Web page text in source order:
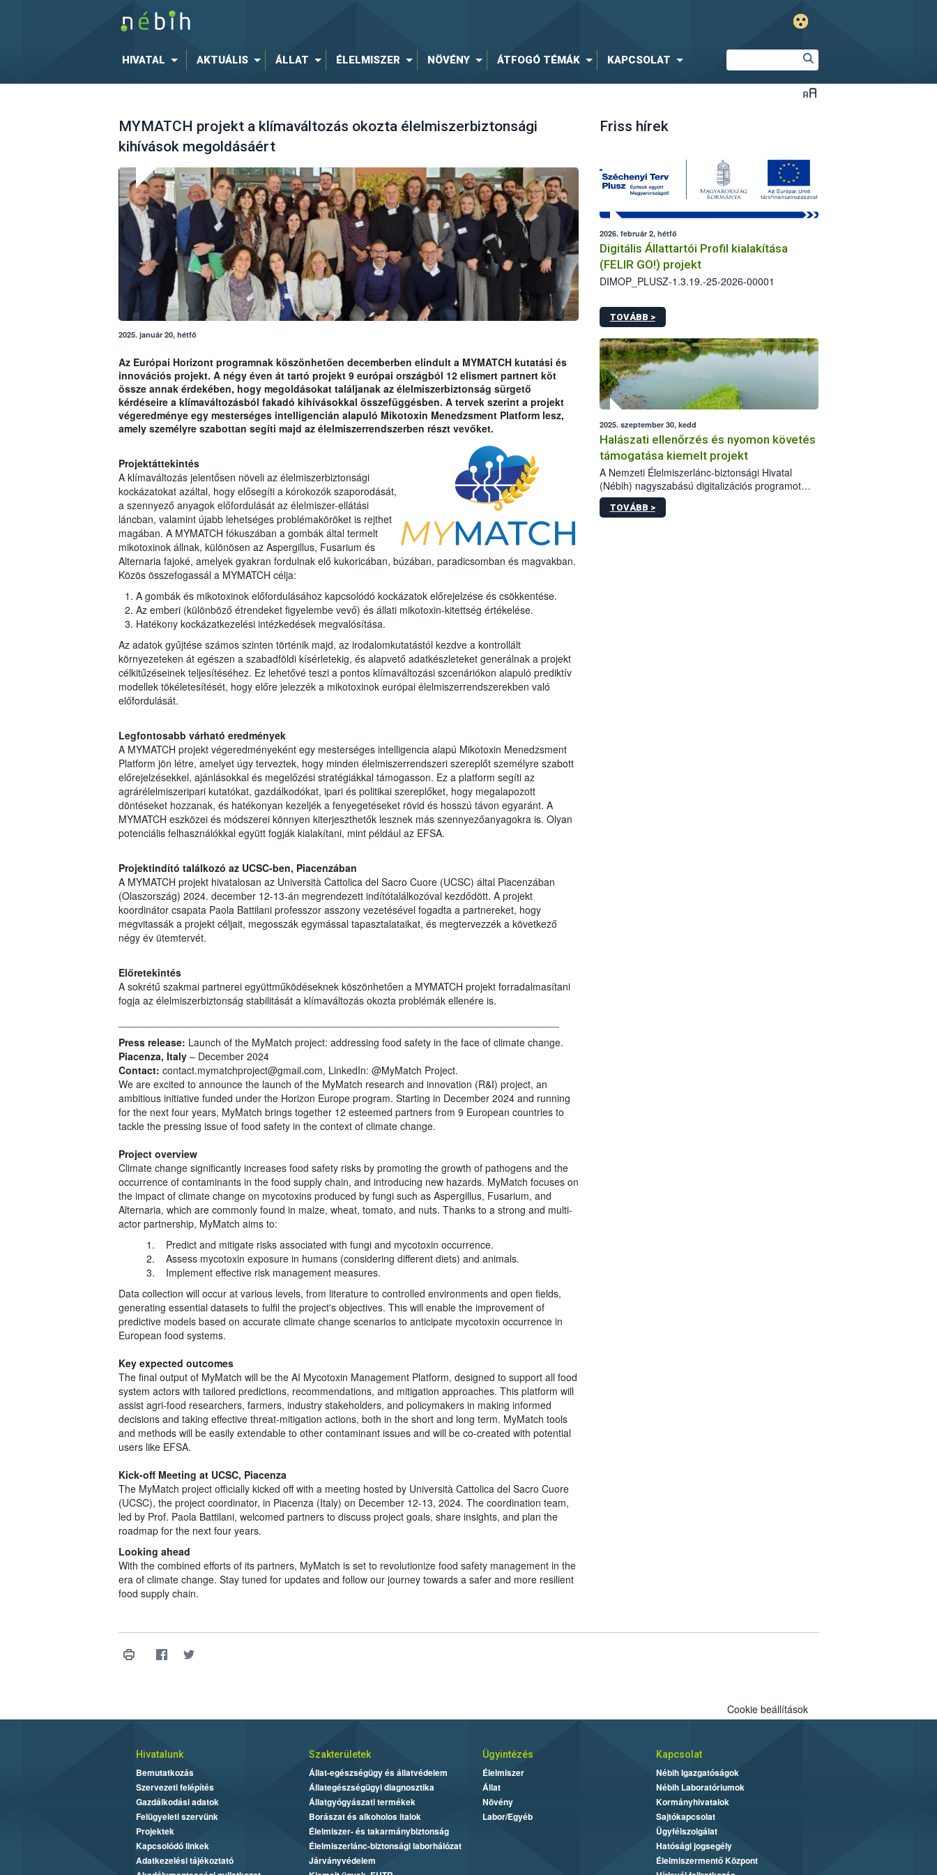
HIVATAL AKTUÁLIS ÁLLAT ÉLELMISZER NÖVÉNY ÁTFOGÓ TÉMÁK KAPCSOLAT
MYMATCH projekt a klímaváltozás okozta élelmiszerbiztonsági
kihívások megoldásáért
2025. január 20, hétfő
Az Európai Horizont programnak köszönhetően decemberben elindult a MYMATCH kutatási és
innovációs projekt. A négy éven át tartó projekt 9 európai országból 12 elismert partnert köt
össze annak érdekében, hogy megoldásokat találjanak az élelmiszerbiztonság sürgető
kérdéseire a klímaváltozásból fakadó kihívásokkal összefüggésben. A tervek szerint a projekt
végeredménye egy mesterséges intelligencián alapuló Mikotoxin Menedzsment Platform lesz,
amely személyre szabottan segíti majd az élelmiszerrendszerben részt vevőket.
Projektáttekintés
A klímaváltozás jelentősen növeli az élelmiszerbiztonsági
kockázatokat azáltal, hogy elősegíti a kórokozók szaporodását,
a szennyező anyagok előfordulását az élelmiszer-ellátási
láncban, valamint újabb lehetséges problémaköröket is rejthet
magában. A MYMATCH fókuszában a gombák által termelt
mikotoxinok állnak, különösen az Aspergillus, Fusarium és
Alternaria fajoké, amelyek gyakran fordulnak elő kukoricában, búzában, paradicsomban és magvakban.
Közös összefogassál a MYMATCH célja:
A gombák és mikotoxinok előfordulásához kapcsolódó kockázatok előrejelzése és csökkentése.
Az emberi (különböző étrendeket figyelembe vevő) és állati mikotoxin-kitettség értékelése.
Hatékony kockázatkezelési intézkedések megvalósítása.
Az adatok gyűjtése számos szinten történik majd, az irodalomkutatástól kezdve a kontrollált
környezeteken át egészen a szabadföldi kísérletekig, és alapvető adatkészleteket generálnak a projekt
célkitűzéseinek teljesítéséhez. Ez lehetővé teszi a pontos klímaváltozási szcenáriókon alapuló prediktív
modellek tökéletesítését, hogy előre jelezzék a mikotoxinok európai élelmiszerrendszerekben való
előfordulását.
Legfontosabb várható eredmények
A MYMATCH projekt végeredményeként egy mesterséges intelligencia alapú Mikotoxin Menedzsment
Platform jön létre, amelyet úgy terveztek, hogy minden élelmiszerrendszeri szereplőt személyre szabott
előrejelzésekkel, ajánlásokkal és megelőzési stratégiákkal támogasson. Ez a platform segíti az
agrárélelmiszeripari kutatókat, gazdálkodókat, ipari és politikai szereplőket, hogy megalapozott
döntéseket hozzanak, és hatékonyan kezeljék a fenyegetéseket rövid és hosszú távon egyaránt. A
MYMATCH eszközei és módszerei könnyen kiterjeszthetők lesznek más szennyezőanyagokra is. Olyan
potenciális felhasználókkal együtt fogják kialakítani, mint például az EFSA.
Projektindító találkozó az UCSC-ben, Piacenzában
A MYMATCH projekt hivatalosan az Università Cattolica del Sacro Cuore (UCSC) által Piacenzában
(Olaszország) 2024. december 12-13-án megrendezett indítótalálkozóval kezdődött. A projekt
koordinátor csapata Paola Battilani professzor asszony vezetésével fogadta a partnereket, hogy
megvitassák a projekt céljait, megosszák egymással tapasztalataikat, és megtervezzék a következő
négy év ütemtervét.
Előretekintés
A sokrétű szakmai partnerei együttműködéseknek köszönhetően a MYMATCH projekt forradalmasítani
fogja az élelmiszerbiztonság stabilitását a klímaváltozás okozta problémák ellenére is.
Press release: Launch of the MyMatch project: addressing food safety in the face of climate change.
Piacenza, Italy– December 2024
Contact: contact.mymatchproject@gmail.com, LinkedIn: @MyMatch Project.
We are excited to announce the launch of the MyMatch research and innovation (R&I) project, an
ambitious initiative funded under the Horizon Europe program. Starting in December 2024 and running
for the next four years, MyMatch brings together 12 esteemed partners from 9 European countries to
tackle the pressing issue of food safety in the context of climate change.
Project overview
Climate change significantly increases food safety risks by promoting the growth of pathogens and the
occurrence of contaminants in the food supply chain, and introducing new hazards. MyMatch focuses on
the impact of climate change on mycotoxins produced by fungi such as Aspergillus, Fusarium, and
Alternaria, which are commonly found in maize, wheat, tomato, and nuts. Thanks to a strong and multi-
actor partnership, MyMatch aims to:
1. Predict and mitigate risks associated with fungi and mycotoxin occurrence.
2. Assess mycotoxin exposure in humans (considering different diets) and animals.
3. Implement effective risk management measures.
Data collection will occur at various levels, from literature to controlled environments and open fields,
generating essential datasets to fulfil the project's objectives. This will enable the improvement of
predictive models based on accurate climate change scenarios to anticipate mycotoxin occurrence in
European food systems.
Key expected outcomes
The final output of MyMatch will be the AI Mycotoxin Management Platform, designed to support all food
system actors with tailored predictions, recommendations, and mitigation approaches. This platform will
assist agri-food researchers, farmers, industry stakeholders, and policymakers in making informed
decisions and taking effective threat-mitigation actions, both in the short and long term. MyMatch tools
and methods will be easily extendable to other contaminant issues and will be co-created with potential
users like EFSA.
Kick-off Meeting at UCSC, Piacenza
The MyMatch project officially kicked off with a meeting hosted by Università Cattolica del Sacro Cuore
(UCSC), the project coordinator, in Piacenza (Italy) on December 12-13, 2024. The coordination team,
led by Prof. Paola Battilani, welcomed partners to discuss project goals, share insights, and plan the
roadmap for the next four years.
Looking ahead
With the combined efforts of its partners, MyMatch is set to revolutionize food safety management in the
era of climate change. Stay tuned for updates and follow our journey towards a safer and more resilient
food supply chain.
Friss hírek
2026. február 2, hétfő
Digitális Állattartói Profil kialakítása
(FELIR GO!) projekt
DIMOP_PLUSZ-1.3.19.-25-2026-00001
TOVÁBB >
2025. szeptember 30, kedd
Halászati ellenőrzés és nyomon követés
támogatása kiemelt projekt
A Nemzeti Élelmiszerlánc-biztonsági Hivatal
(Nébih) nagyszabású digitalizációs programot
indított a Magyar Halgazdálkodási Operatív
Program Plusz (MAHOP Plusz) részeként.
TOVÁBB >
Cookie beállítások
Hivatalunk
Bemutatkozás
Szervezeti felépítés
Gazdálkodási adatok
Felügyeleti szervünk
Projektek
Kapcsolódó linkek
Adatkezelési tájékoztató
Szakterületek
Állat-egészségügy és állatvédelem
Állategészségügyi diagnosztika
Állatgyógyászati termékek
Borászat és alkoholos italok
Élelmiszer- és takarmánybiztonság
Élelmiszerlánc-biztonsági laborhálózat
Járványvédelem
Ügyintézés
Élelmiszer
Állat
Növény
Labor/Egyéb
Kapcsolat
Nébih Igazgatóságok
Nébih Laboratóriumok
Kormányhivatalok
Sajtókapcsolat
Ügyfélszolgálat
Hatósági jogsegély
Élelmiszermentő Központ